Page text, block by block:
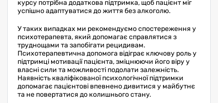
курсу потрібна додаткова підтримка, щоб пацієнт міг
успішно адаптуватися до життя без алкоголю.
У таких випадках ми рекомендуємо спостереження у
психотерапевта, який допомагає справлятися з
труднощами та запобігати рецидивам.
Психотерапевтична допомога відіграє ключову роль у
підтримці мотивації пацієнта, зміцнюючи його віру у
власні сили та можливості подолати залежність.
Наявність кваліфікованої психологічної підтримки
допомагає пацієнтові впевнено дивитися у майбутнє
та не повертатися до колишнього стану.